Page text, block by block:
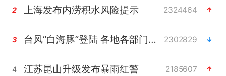
2 上海发布内涝积水风险提示 2324464
3 台风“白海豚”登陆 各地各部门全力应对 2302829
4 江苏昆山升级发布暴雨红警 2185607